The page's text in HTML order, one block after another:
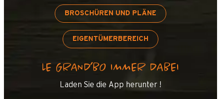
BROSCHÜREN UND PLÄNE
EIGENTÜMERBEREICH
LE GRAND’BO IMMER DABEI
Laden Sie die App herunter !